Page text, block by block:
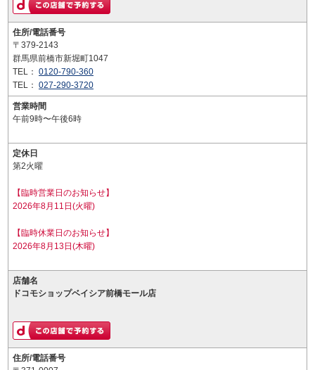
住所/電話番号
〒379-2143
群馬県前橋市新堀町1047
TEL： 0120-790-360
TEL： 027-290-3720
営業時間
午前9時〜午後6時
定休日
第2火曜
【臨時営業日のお知らせ】
2026年8月11日(火曜)
【臨時休業日のお知らせ】
2026年8月13日(木曜)
店舗名
ドコモショップベイシア前橋モール店
住所/電話番号